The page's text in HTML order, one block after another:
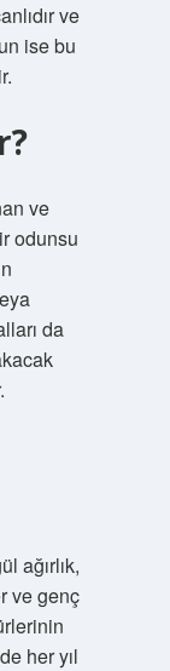
ve
ise bu
ve
odunsu
da
ağırlık,
ve genç
her yıl